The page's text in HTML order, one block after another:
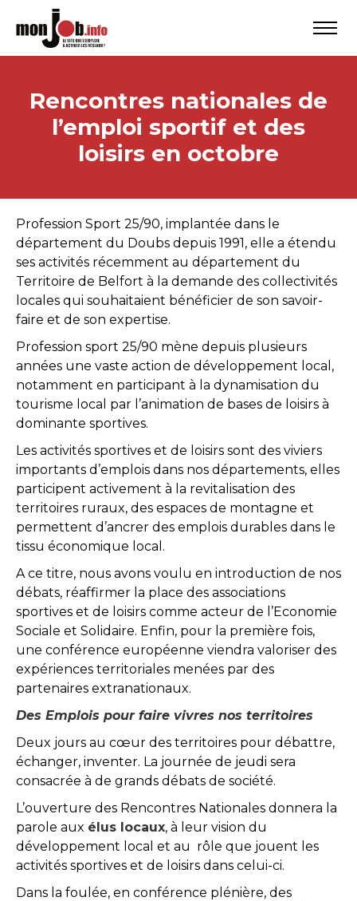
Rencontres nationales de
l’emploi sportif et des
loisirs en octobre
Profession Sport 25/90, implantée dans le
département du Doubs depuis 1991, elle a étendu
ses activités récemment au département du
Territoire de Belfort à la demande des collectivités
locales qui souhaitaient bénéficier de son savoir-
faire et de son expertise.
Profession sport 25/90 mène depuis plusieurs
années une vaste action de développement local,
notamment en participant à la dynamisation du
tourisme local par l’animation de bases de loisirs à
dominante sportives.
Les activités sportives et de loisirs sont des viviers
importants d’emplois dans nos départements, elles
participent activement à la revitalisation des
territoires ruraux, des espaces de montagne et
permettent d’ancrer des emplois durables dans le
tissu économique local.
A ce titre, nous avons voulu en introduction de nos
débats, réaffirmer la place des associations
sportives et de loisirs comme acteur de l’Economie
Sociale et Solidaire. Enfin, pour la première fois,
une conférence européenne viendra valoriser des
expériences territoriales menées par des
partenaires extranationaux.
Des Emplois pour faire vivres nos territoires
Deux jours au cœur des territoires pour débattre,
échanger, inventer. La journée de jeudi sera
consacrée à de grands débats de société.
L’ouverture des Rencontres Nationales donnera la
parole aux élus locaux, à leur vision du
développement local et au rôle que jouent les
activités sportives et de loisirs dans celui-ci.
Dans la foulée, en conférence plénière, des